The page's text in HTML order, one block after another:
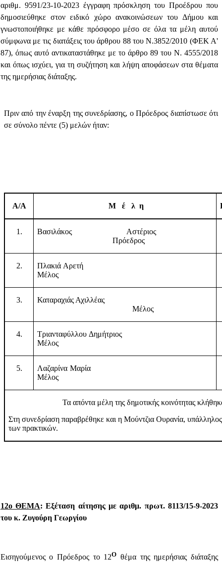
αριθμ. 9591/23-10-2023 έγγραφη πρόσκληση του Προέδρου που
δημοσιεύθηκε στον ειδικό χώρο ανακοινώσεων του Δήμου και
γνωστοποιήθηκε με κάθε πρόσφορο μέσο σε όλα τα μέλη αυτού
σύμφωνα με τις διατάξεις του άρθρου 88 του Ν.3852/2010 (ΦΕΚ Α'
87), όπως αυτό αντικαταστάθηκε με το άρθρο 89 του Ν. 4555/2018
και όπως ισχύει, για τη συζήτηση και λήψη αποφάσεων στα θέματα
της ημερήσιας διάταξης.
Πριν από την έναρξη της συνεδρίασης, ο Πρόεδρος διαπίστωσε ότι
σε σύνολο πέντε (5) μελών ήταν:
Α/Α Μ έ λ η
1.
Βασιλάκος Αστέριος
Πρόεδρος
2.
Πλακιά Αρετή
Μέλος
3.
Καταραχιάς Αχιλλέας
Μέλος
4.
Τριανταφύλλου Δημήτριος
Μέλος
5.
Λαζαρίνα Μαρία
Μέλος
Τα απόντα μέλη της δημοτικής κοινότητας
Στη συνεδρίαση παραβρέθηκεκαι η Μούντζια Ουρανία,
των πρακτικών.
12ο ΘΕΜΑ: Εξέταση αίτησης με αριθμ. πρωτ. 8113/15-9-2023
του κ. Ζυγούρη Γεωργίου
Εισηγούμενος ο Πρόεδρος το 12Ο θέμα της ημερήσιας διάταξης